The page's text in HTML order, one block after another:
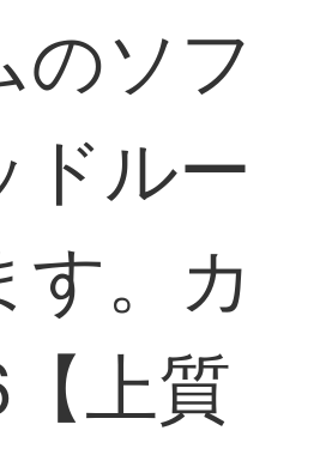
ソフ
ドルー
。カ
上質